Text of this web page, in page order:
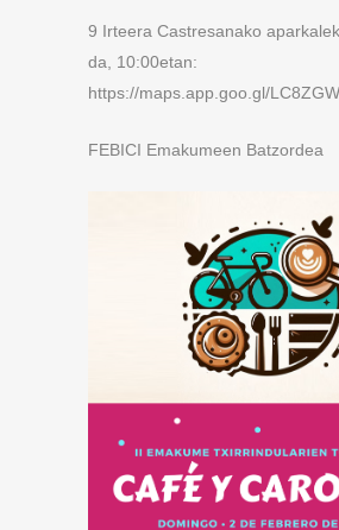
9 Irteera Castresanako
da, 10:00etan:
https://maps.app.goo.gl/
FEBICI Emakumeen Batzordea